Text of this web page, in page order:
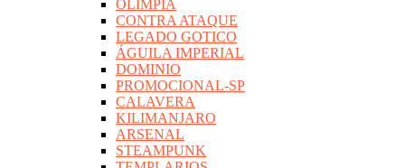
OLIMPIA
CONTRA ATAQUE
LEGADO GOTICO
ÁGUILA IMPERIAL
DOMINIO
PROMOCIONAL-SP
CALAVERA
KILIMANJARO
ARSENAL
STEAMPUNK